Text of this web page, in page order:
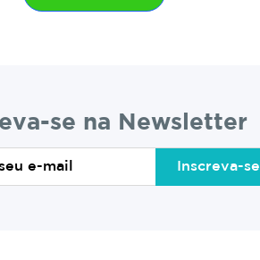
se na Newsletter
Inscreva-se